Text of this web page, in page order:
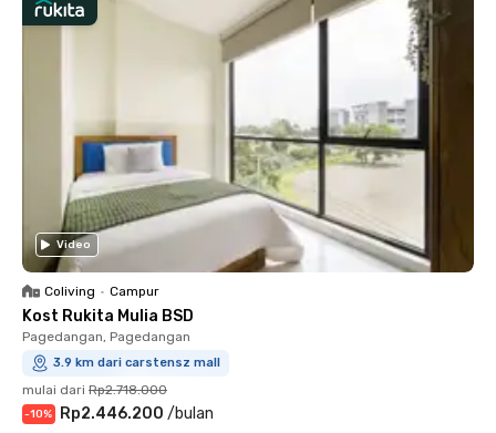
Video
Coliving • Campur
Kost Rukita Mulia BSD
Pagedangan, Pagedangan
3.9 km dari carstensz mall
mulai dari Rp2.718.000
-10% Rp2.446.200 /bulan